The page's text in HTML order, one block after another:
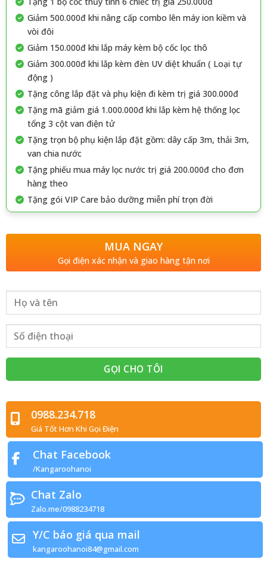
Giảm 500.000đ khi nâng cấp combo lên máy ion kiềm và
vòi đôi
Giảm 150.000đ khi lắp máy kèm bộ cốc lọc thô
Giảm 300.000đ khi lắp kèm đèn UV diệt khuẩn ( Loại tự
động )
Tặng công lắp đặt và phụ kiện đi kèm trị giá 300.000đ
Tặng mã giảm giá 1.000.000đ khi lắp kèm hệ thống lọc
tổng 3 cột van điện tử
Tặng trọn bộ phụ kiện lắp đặt gồm: dây cấp 3m, thải 3m,
van chia nước
Tặng phiếu mua máy lọc nước trị giá 200.000đ cho đơn
hàng theo
Tặng gói VIP Care bảo dưỡng miễn phí trọn đời
MUA NGAY
Gọi điện xác nhận và giao hàng tận nơi
0988.234.718
Giá Tốt Hơn Khi Gọi Điện
Chat Facebook
/Kangaroohanoi
Chat Zalo
Zalo.me/0988234718
Y/C báo giá qua mail
kangaroohanoi84@gmail.com